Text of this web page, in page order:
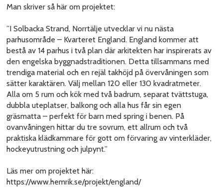
Man skriver så här om projektet:
”I Solbacka Strand, Norrtälje utvecklar vi nu nästa
parhusområde – Kvarteret England. England kommer att
bestå av 14 parhus i två plan där arkitekten har inspirerats av
den engelska byggnadstraditionen. Detta tillsammans med
trendiga material och en rejäl takhöjd på övervåningen som
sätter karaktären. Välj mellan 120 eller 130 kvadratmeter.
Alla om 5 rum och kök med två badrum, separat tvättstuga,
dubbla uteplatser, balkong och alla hus får sin egen
gräsmatta – perfekt för barn med spring i benen. På
ovanvåningen hittar du tre sovrum, ett allrum och två
praktiska klädkammare för gott om förvaring av vinterkläder,
hockeyutrustning och julpynt.”
Läs mer om projektet här:
https://www.hemrik.se/projekt/england/